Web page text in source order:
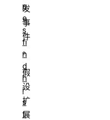
发
事
件
。
假
设
扩
展
p
e
s
fi
n
d
h
i
s
t